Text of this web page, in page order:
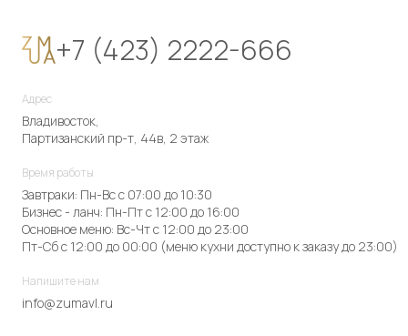
+7 (423) 2222-666
Адрес
Владивосток,
Партизанский пр-т, 44в, 2 этаж
Время работы
Завтраки: Пн-Вс с 07:00 до 10:30
Бизнес - ланч: Пн-Пт с 12:00 до 16:00
Основное меню: Вс-Чт с 12:00 до 23:00
Пт-Сб с 12:00 до 00:00 (меню кухни доступно к заказу до 23:00)
Напишите нам
info@zumavl.ru